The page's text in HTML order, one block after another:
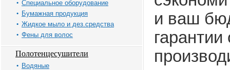
Специальное оборудование
Бумажная продукция
Жидкое мыло и дез.средства
Фены для волос
Полотенцесушители
Водяные
и ваш
гарантии